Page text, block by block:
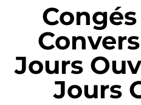
Jours
Jours